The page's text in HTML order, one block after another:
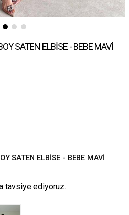
SATEN ELBİSE - BEBE MAVİ
SATEN ELBİSE - BEBE MAVİ
tavsiye ediyoruz.